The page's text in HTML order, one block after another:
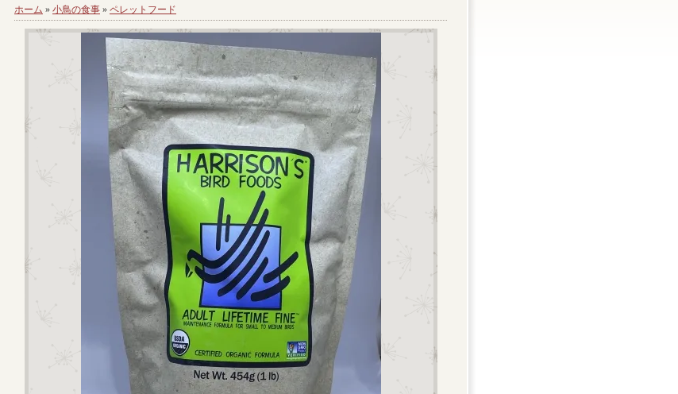
ホーム » 小鳥の食事 » ペレットフード